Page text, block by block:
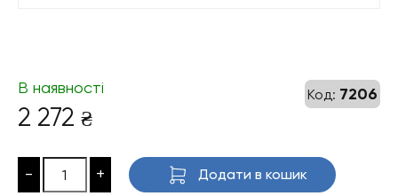
Код: 7206
В наявності
2 272 ₴
- + Додати в кошик